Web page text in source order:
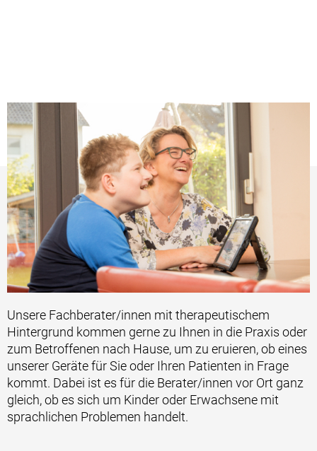
Unsere Fachberater/innen mit therapeutischem
Hintergrund kommen gerne zu Ihnen in die Praxis oder
zum Betroffenen nach Hause, um zu eruieren, ob eines
unserer Geräte für Sie oder Ihren Patienten in Frage
kommt. Dabei ist es für die Berater/innen vor Ort ganz
gleich, ob es sich um Kinder oder Erwachsene mit
sprachlichen Problemen handelt.